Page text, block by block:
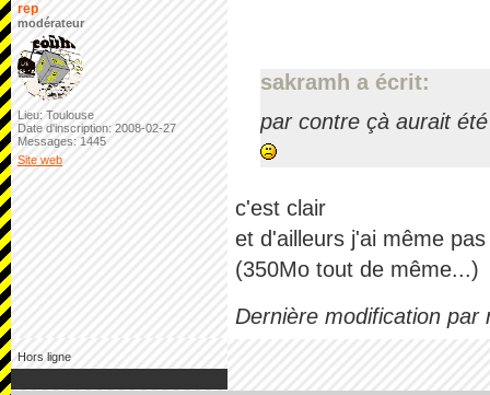
rep
modérateur
Lieu: Toulouse
Date d'inscription: 2008-02-27
Messages: 1445
Site web
sakramh a écrit:
par contre çà aurait
c'est clair
et d'ailleurs j'ai même
(350Mo tout de même...)
Dernière modification
Hors ligne